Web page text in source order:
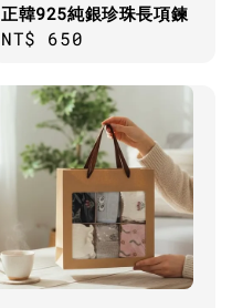
正韓925純銀珍珠長項鍊
Regular
NT$ 650